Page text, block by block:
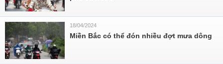
18/04/2024
Miền Bắc có thể đón nhiều đợt mưa dông